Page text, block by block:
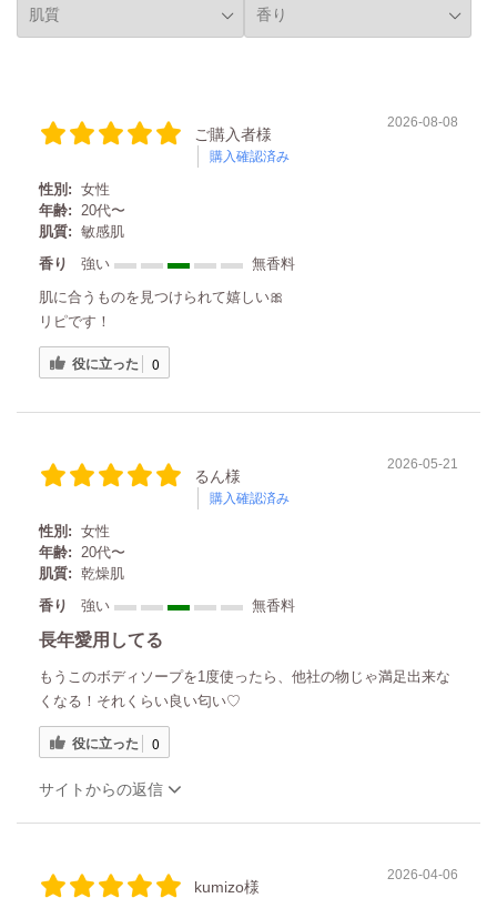
式アカウントへ！ #Leivy #
ヤギ乳 #ゴートミルク #保
プ #乾燥肌 #ソフトピーリ
ング #レイヴィー #Leivy #
プ #乾燥肌 #ソフトピーリ
ング
ご購入者様
購入確認済み
2026-08-08
性別: 女性
年齢: 20代〜
肌質: 敏感肌
香り
強い
無香料
肌に合うものを見つけられて嬉しい🎀
リピです！
役に立った 0
るん様
購入確認済み
2026-05-21
性別: 女性
年齢: 20代〜
肌質: 乾燥肌
香り
強い 無香料
長年愛用してる
もうこのボディソープを1度使ったら、他社の物じゃ満足出来な
くなる！それくらい良い匂い♡
役に立った 0
サイトからの返信
kumizo様
2026-04-06